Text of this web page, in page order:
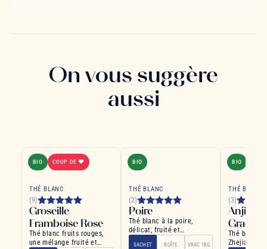
On vous suggère
aussi
BIO COUP DE ❤
THÉ BLANC
(9)
Groseille
Framboise Rose
Thé blanc fruits rouges,
une mélange fruité et
BIO
THÉ BLANC
(2)
Poire
Thé blanc à la poire,
délicat, fruité et
SACHET BOÎTE VRAC 1KG
BIO
THÉ BLANC
(3)
Anji Bai
Grade
Thé blanc
Zhejiang